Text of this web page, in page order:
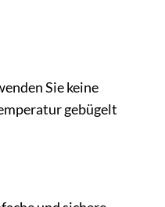
Sie keine
gebügelt